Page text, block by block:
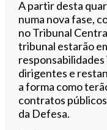
A partir desta
numa nova fase,
no Tribunal
tribunal estarão
dirigentes e
a forma como
contratos
da Defesa.